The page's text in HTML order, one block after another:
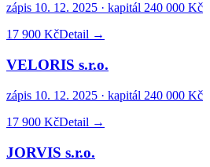
zápis 10. 12. 2025 · kapitál 240 000 Kč
17 900 KčDetail →
VELORIS s.r.o.
zápis 10. 12. 2025 · kapitál 240 000 Kč
17 900 KčDetail →
JORVIS s.r.o.